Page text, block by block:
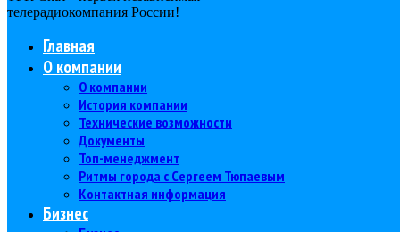
телерадиокомпания Роcсии!
Главная
О компании
О компании
История компании
Технические возможности
Документы
Топ-менеджмент
Ритмы города с Сергеем Тюпаевым
Контактная информация
Бизнес